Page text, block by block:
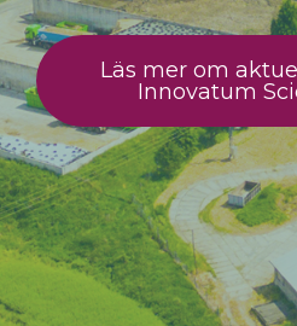
Läs mer om
Innovatum